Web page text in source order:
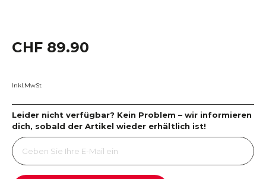
CHF 89.90
Inkl.MwSt
Leider nicht verfügbar? Kein Problem – wir informieren
dich, sobald der Artikel wieder erhältlich ist!